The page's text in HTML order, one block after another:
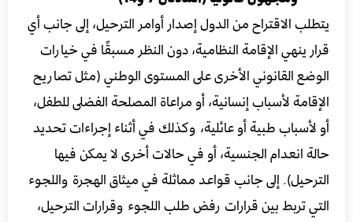
يتطلب الاقتراح من الدول إصدار أوامر الترحيل، إلى جانب أي
قرار ينهي الإقامة النظامية، دون النظر مسبقًا في خيارات
الوضع القانوني الأخرى على المستوى الوطني (مثل تصاريح
الإقامة لأسباب إنسانية، أو مراعاة المصلحة الفضلى للطفل،
أو لأسباب طبية أو عائلية، وكذلك في أثناء إجراءات تحديد
حالة انعدام الجنسية، أو في حالات أخرى لا يمكن فيها
الترحيل). إلى جانب قواعد مماثلة في ميثاق الهجرة واللجوء
التي تربط بين قرارات رفض طلب اللجوء وقرارات الترحيل،